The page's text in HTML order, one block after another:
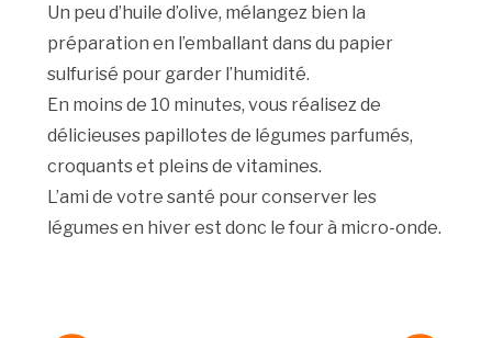
Un peu d’huile d’olive, mélangez bien la
préparation en l’emballant dans du papier
sulfurisé pour garder l’humidité.
En moins de 10 minutes, vous réalisez de
délicieuses papillotes de légumes parfumés,
croquants et pleins de vitamines.
L’ami de votre santé pour conserver les
légumes en hiver est donc le four à micro-onde.